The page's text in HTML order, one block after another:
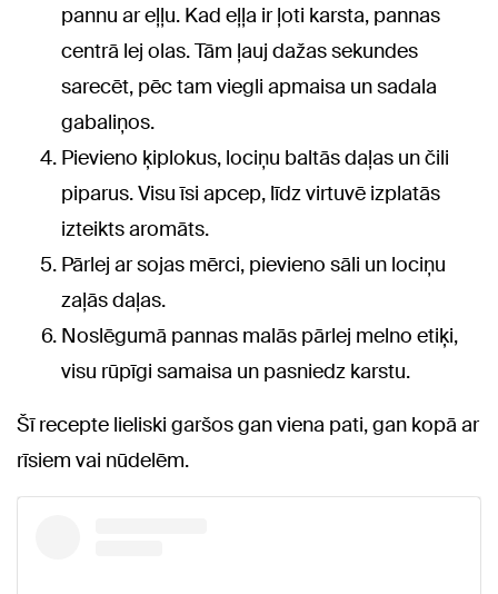
pannu ar eļļu. Kad eļļa ir ļoti karsta, pannas
centrā lej olas. Tām ļauj dažas sekundes
sarecēt, pēc tam viegli apmaisa un sadala
gabaliņos.
Pievieno ķiplokus, lociņu baltās daļas un čili
piparus. Visu īsi apcep, līdz virtuvē izplatās
izteikts aromāts.
Pārlej ar sojas mērci, pievieno sāli un lociņu
zaļās daļas.
Noslēgumā pannas malās pārlej melno etiķi,
visu rūpīgi samaisa un pasniedz karstu.
Šī recepte lieliski garšos gan viena pati, gan kopā ar
rīsiem vai nūdelēm.